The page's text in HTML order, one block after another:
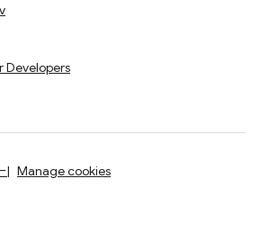
Developers
Manage cookies